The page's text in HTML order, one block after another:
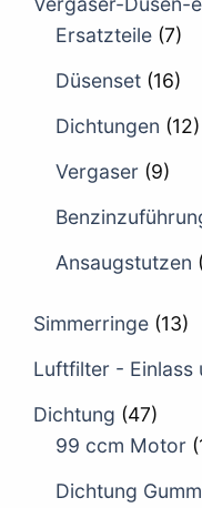
Ersatzteile (7)
Düsenset (16)
Dichtungen (12)
Vergaser (9)
Ansaugstutzen
Simmerringe (13)
Luftfilter - Einlass
Dichtung (47)
99 ccm Motor
Dichtung